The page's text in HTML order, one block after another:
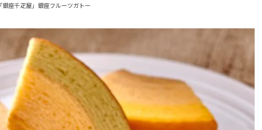
「銀座千疋屋」銀座フルーツガトー